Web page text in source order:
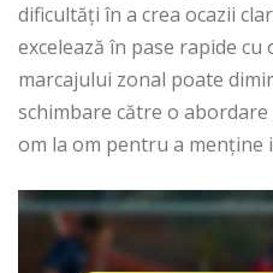
dificultăți în a crea ocazii
excelează în pase rapide
marcajului zonal poate
schimbare către o
om la om pentru a menține